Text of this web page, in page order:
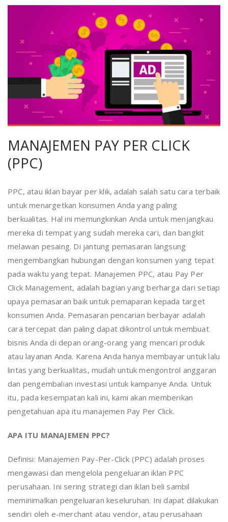
MANAJEMEN PAY PER CLICK
(PPC)
PPC, atau iklan bayar per klik, adalah salah satu cara terbaik
untuk menargetkan konsumen Anda yang paling
berkualitas. Hal ini memungkinkan Anda untuk menjangkau
mereka di tempat yang sudah mereka cari, dan bangkit
melawan pesaing. Di jantung pemasaran langsung
mengembangkan hubungan dengan konsumen yang tepat
pada waktu yang tepat. Manajemen PPC, atau Pay Per
Click Management, adalah bagian yang berharga dari setiap
upaya pemasaran baik untuk pemaparan kepada target
konsumen Anda. Pemasaran pencarian berbayar adalah
cara tercepat dan paling dapat dikontrol untuk membuat
bisnis Anda di depan orang-orang yang mencari produk
atau layanan Anda. Karena Anda hanya membayar untuk lalu
lintas yang berkualitas, mudah untuk mengontrol anggaran
dan pengembalian investasi untuk kampanye Anda. Untuk
itu, pada kesempatan kali ini, kami akan memberikan
pengetahuan apa itu manajemen Pay Per Click.
APA ITU MANAJEMEN PPC?
Definisi: Manajemen Pay-Per-Click (PPC) adalah proses
mengawasi dan mengelola pengeluaran iklan PPC
perusahaan. Ini sering strategi dan iklan beli sambil
meminimalkan pengeluaran keseluruhan. Ini dapat dilakukan
sendiri oleh e-merchant atau vendor, atau perusahaan